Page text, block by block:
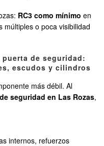
RC3 como mínimo en
múltiples o poca visibilidad
de seguridad:
escudos y cilindros
más débil. Al
seguridad en Las Rozas,
internos, refuerzos